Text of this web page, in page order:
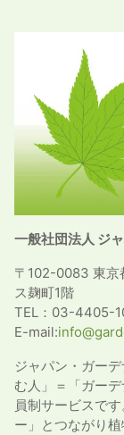
一般社団法人 ジ
〒102-0083 東京
ス麹町1階
TEL：03-4405-
E-mail:
ジャパン・ガー
む人」＝「ガー
員制サービスで
ー」とつながり